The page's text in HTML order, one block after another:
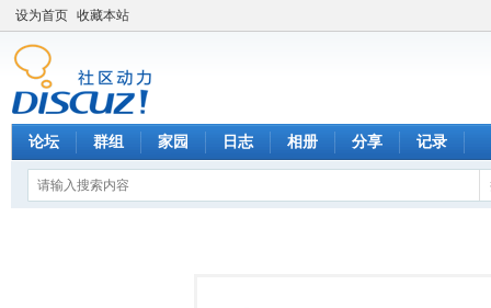
设为首页 收藏本站
论坛 群组 家园 日志 相册 分享 记录